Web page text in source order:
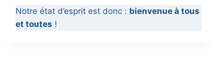
Notre état d’esprit est donc : bienvenue à tous
et toutes !